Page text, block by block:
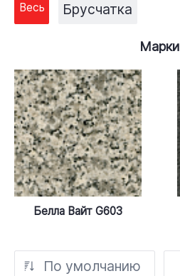
Весь Брусчатка
Марки
Белла Вайт G603
По умолчанию